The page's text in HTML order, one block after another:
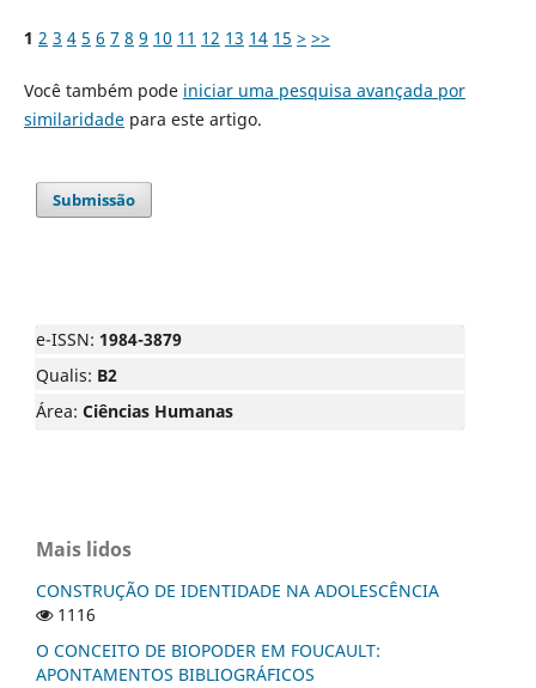
1 2 3 4 5 6 7 8 9 10 11 12 13 14 15 > >>
Você também pode iniciar uma pesquisa avançada por
similaridadepara este artigo.
Submissão
e-ISSN: 1984-3879
Qualis: B2
Área: Ciências Humanas
Mais lidos
CONSTRUÇÃO DE IDENTIDADE NA ADOLESCÊNCIA
1116
O CONCEITO DE BIOPODER EM FOUCAULT:
APONTAMENTOS BIBLIOGRÁFICOS